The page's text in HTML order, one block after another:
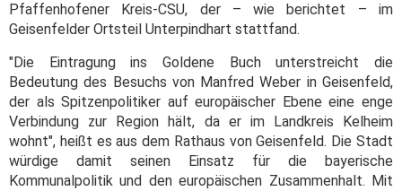
Pfaffenhofener Kreis-CSU, der – wie berichtet – im
Geisenfelder Ortsteil Unterpindhart stattfand.
"Die Eintragung ins Goldene Buch unterstreicht die
Bedeutung des Besuchs von Manfred Weber in Geisenfeld,
der als Spitzenpolitiker auf europäischer Ebene eine enge
Verbindung zur Region hält, da er im Landkreis Kelheim
wohnt", heißt es aus dem Rathaus von Geisenfeld. Die Stadt
würdige damit seinen Einsatz für die bayerische
Kommunalpolitik und den europäischen Zusammenhalt. Mit